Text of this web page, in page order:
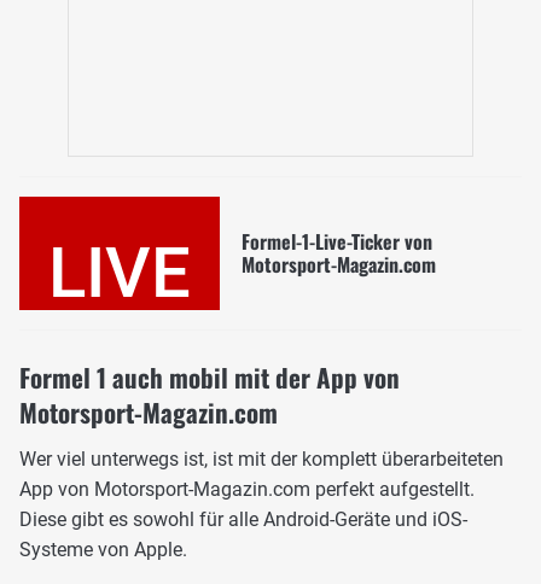
LIVE Formel-1-Live-Ticker von
Motorsport-Magazin.com
Formel 1 auch mobil mit der App von
Motorsport-Magazin.com
Wer viel unterwegs ist, ist mit der komplett überarbeiteten
App von Motorsport-Magazin.com perfekt aufgestellt.
Diese gibt es sowohl für alle Android-Geräte und iOS-
Systeme von Apple.